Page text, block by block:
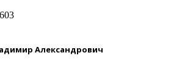
Александрович